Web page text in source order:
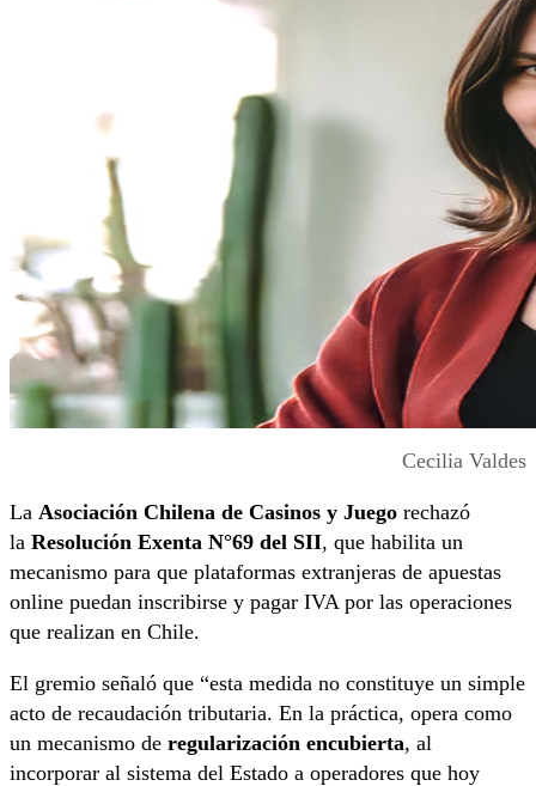
Cecilia Valdes
La Asociación Chilena de Casinos y Juego rechazó
la Resolución Exenta N°69 del SII, que habilita un
mecanismo para que plataformas extranjeras de apuestas
online puedan inscribirse y pagar IVA por las operaciones
que realizan en Chile.
El gremio señaló que “esta medida no constituye un simple
acto de recaudación tributaria. En la práctica, opera como
un mecanismo de regularización encubierta, al
incorporar al sistema del Estado a operadores que hoy